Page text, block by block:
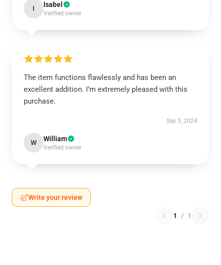
I Isabel
Verified owner
The item functions flawlessly and has been an
excellent addition. I’m extremely pleased with this
purchase.
Sep 5, 2024
W William
Verified owner
Write your review
1 / 1